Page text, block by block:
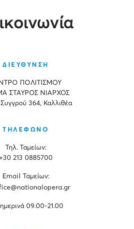
ΔΙΕΥΘΥΝΣΗ
ΠΟΛΙΤΙΣΜΟΥ
ΣΤΑΥΡΟΣ ΝΙΑΡΧΟΣ
364, Καλλιθέα
ΤΗΛΕΦΩΝΟ
Τηλ. Ταμείων:
213 0885700
Εmail Ταμείων:
09.00-21.00